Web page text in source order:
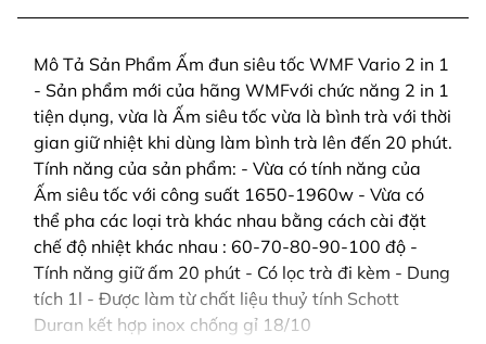
Mô Tả Sản Phẩm Ấm đun siêu tốc WMF Vario 2 in 1
- Sản phẩm mới của hãng WMFvới chức năng 2 in 1
tiện dụng, vừa là Ấm siêu tốc vừa là bình trà với thời
gian giữ nhiệt khi dùng làm bình trà lên đến 20 phút.
Tính năng của sản phẩm: - Vừa có tính năng của
Ấm siêu tốc với công suất 1650-1960w - Vừa có
thể pha các loại trà khác nhau bằng cách cài đặt
chế độ nhiệt khác nhau : 60-70-80-90-100 độ -
Tính năng giữ ấm 20 phút - Có lọc trà đi kèm - Dung
tích 1l - Được làm từ chất liệu thuỷ tính Schott
Duran kết hợp inox chống gỉ 18/10